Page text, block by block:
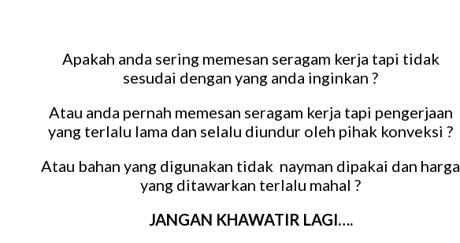
Apakah anda sering memesan seragam kerja tapi tidak
sesudai dengan yang anda inginkan ?
Atau anda pernah memesan seragam kerja tapi pengerjaan
yang terlalu lama dan selalu diundur oleh pihak konveksi ?
Atau bahan yang digunakan tidak nayman dipakai dan harga
yang ditawarkan terlalu mahal ?
JANGAN KHAWATIR LAGI….